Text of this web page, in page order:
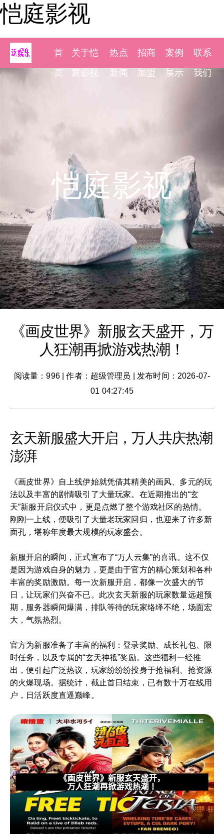
恺庭影视
首
页
关于恺
庭影视
热点
新闻
招商
加盟
案例
展示
联系
我们
恺庭影视
《画皮世界》新服玄天盛开，万
人狂潮再掀游戏热潮！
阅读量：996|作者：超级管理员
发布时间：2026-07-
01 04:27:45
玄天新服盛大开启，万人共庆热潮
澎湃
《画皮世界》自上线伊始就凭借其精美的画风、多元的玩
法以及丰富的剧情吸引了大量玩家。在近期推出的“玄
天”新服开启仪式中，更是点燃了整个游戏社区的热情。
刚刚一上线，便吸引了大量老玩家回归，也迎来了许多新
面孔，堪称年度最大规模的玩家盛会。
新服开启的瞬间，正式宣布了“万人云集”的喜讯。这不仅
是因为游戏自身的魅力，更是由于官方的精心策划和各种
丰富的奖励激励。每一次新服开启，都像一次盛大的节
日，让玩家们兴奋不已。此次玄天新服的玩家数量远超预
期，服务器瞬间爆满，排队等待的玩家络绎不绝，场面宏
大，气氛热烈。
官方为新服准备了丰富的福利：登录奖励、成长礼包、限
时任务，以及专属的“玄天神祗”奖励。这些福利一经推
出，便引起广泛热议，玩家纷纷纷投身于抢福利、抢资源
的火爆现场。据统计，截止首日结束，已有数十万在线用
户，日活跃度直逼巅峰。